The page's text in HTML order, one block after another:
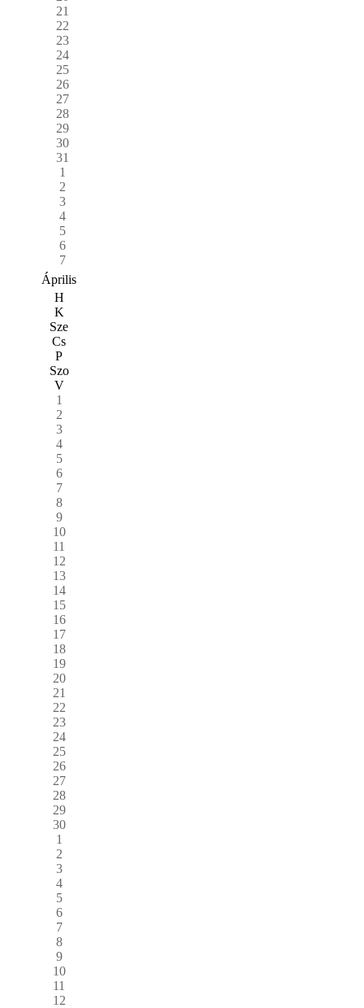
21
22
23
24
25
26
27
28
29
30
31
1
2
3
4
5
6
7
Április
H
K
Sze
Cs
P
Szo
V
1
2
3
4
5
6
7
8
9
10
11
12
13
14
15
16
17
18
19
20
21
22
23
24
25
26
27
28
29
30
1
2
3
4
5
6
7
8
9
10
11
12